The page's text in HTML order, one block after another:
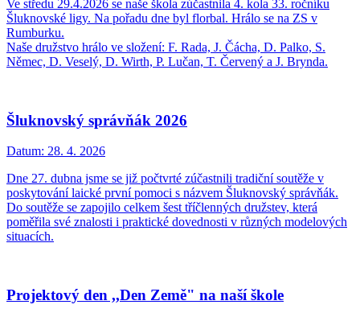
Ve středu 29.4.2026 se naše škola zúčastnila 4. kola 33. ročníku
Šluknovské ligy. Na pořadu dne byl florbal. Hrálo se na ZS v
Rumburku.
Naše družstvo hrálo ve složení: F. Rada, J. Čácha, D. Palko, S.
Němec, D. Veselý, D. Wirth, P. Lučan, T. Červený a J. Brynda.
Šluknovský správňák 2026
Datum: 28. 4. 2026
Dne 27. dubna jsme se již počtvrté zúčastnili tradiční soutěže v
poskytování laické první pomoci s názvem Šluknovský správňák.
Do soutěže se zapojilo celkem šest tříčlenných družstev, která
poměřila své znalosti i praktické dovednosti v různých modelových
situacích.
Projektový den ,,Den Země" na naší škole